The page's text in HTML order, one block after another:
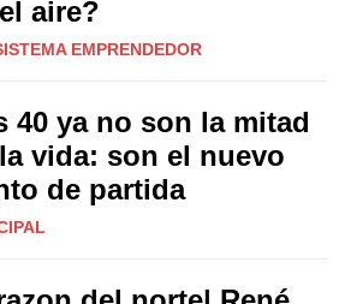
aire?
EMPRENDEDOR
40 ya no son la mitad
vida: son el nuevo
de partida